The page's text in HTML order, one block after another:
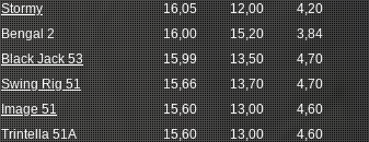
Stormy 16,05 12,00 4,20
Bengal 2 16,00 15,20 3,84
Black Jack 53 15,99 13,50 4,70
Swing Rig 51 15,66 13,70 4,70
Image 51 15,60 13,00 4,60
Trintella 51A 15,60 13,00 4,60